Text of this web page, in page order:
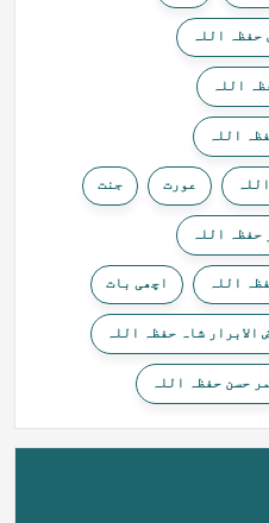
حفظہ اللہ
اللہ
اللہ
عورت جنت
اللہ
اللہ اچھی بات
شاہ حفظہ اللہ
حسن حفظہ اللہ